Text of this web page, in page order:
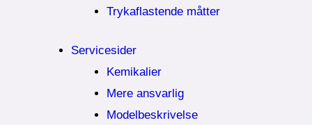
Trykaflastende måtter
Servicesider
Kemikalier​
Mere ansvarlig
Modelbeskrivelse